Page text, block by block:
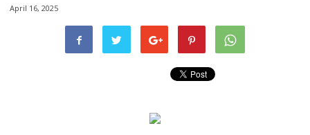
April 16, 2025